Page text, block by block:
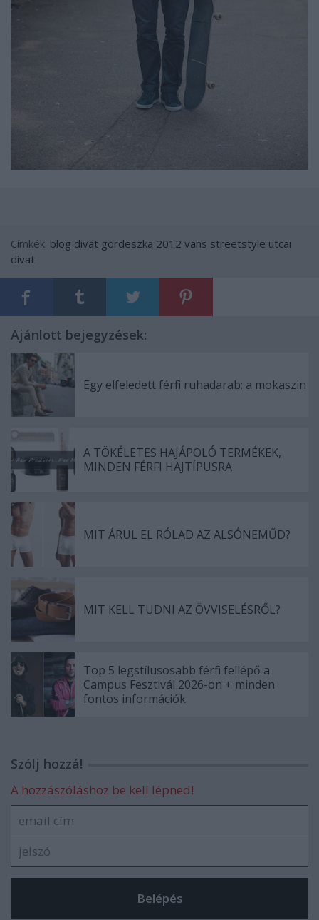
Címkék: blog divat gördeszka 2012 vans streetstyle utcai
divat
Ajánlott bejegyzések:
Egy elfeledett férfi ruhadarab: a mokaszin
A TÖKÉLETES HAJÁPOLÓ TERMÉKEK,
MINDEN FÉRFI HAJTÍPUSRA
MIT ÁRUL EL RÓLAD AZ ALSÓNEMŰD?
MIT KELL TUDNI AZ ÖVVISELÉSRŐL?
Top 5 legstílusosabb férfi fellépő a
Campus Fesztivál 2026-on + minden
fontos információk
Szólj hozzá!
A hozzászóláshoz be kell lépned!